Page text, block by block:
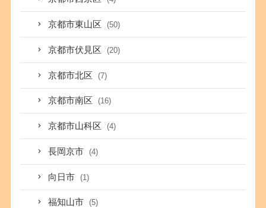
京都市東山区 (50)
京都市伏見区 (20)
京都市北区 (7)
京都市南区 (16)
京都市山科区 (4)
長岡京市 (4)
向日市 (1)
福知山市 (5)